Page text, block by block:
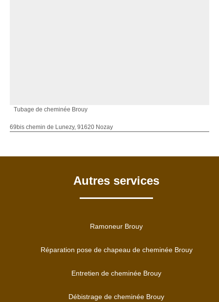
Tubage de cheminée Brouy
69bis chemin de Lunezy, 91620 Nozay
Autres services
Ramoneur Brouy
Réparation pose de chapeau de cheminée Brouy
Entretien de cheminée Brouy
Débistrage de cheminée Brouy